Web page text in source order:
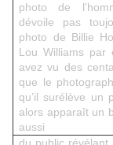
photo de
dévoile pas
photo de Billie
Lou Williams par
avez vu des
que le
qu’il surélève un
alors apparaît un
aussi